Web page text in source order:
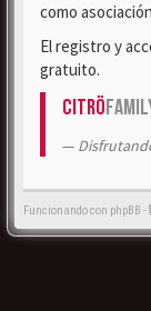
como
El registro y
gratuito.
Citrö
Funcionando con phpBB -